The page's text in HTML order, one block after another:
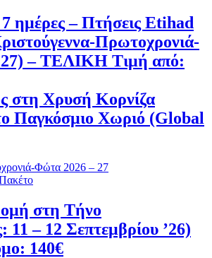
– Πτήσεις Etihad
Πρωτοχρονιά-
– ΤΕΛΙΚΗ Τιμή από:
στη Χρυσή Κορνίζα
Παγκόσμιο Χωριό (Global
Φώτα 2026 – 27
στη Τήνο
11 – 12 Σεπτεμβρίου ’26)
140€